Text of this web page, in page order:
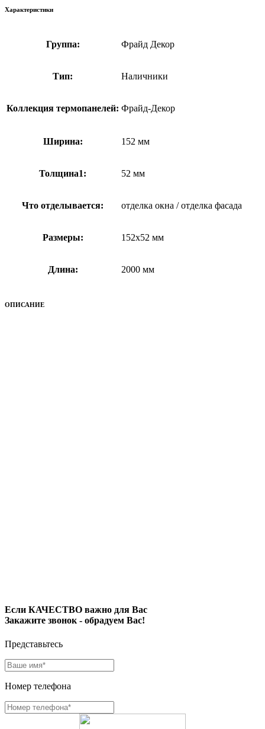
Характеристики
Группа: Фрайд Декор
Тип: Наличники
Коллекция термопанелей: Фрайд-Декор
Ширина: 152 мм
Толщина1: 52 мм
Что отделывается: отделка окна / отделка фасада
Размеры: 152x52 мм
Длина: 2000 мм
ОПИСАНИЕ
Если КАЧЕСТВО важно для Вас
Закажите звонок - обрадуем Вас!
Представьтесь
Номер телефона